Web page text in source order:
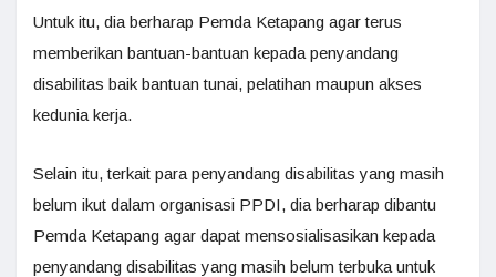
Untuk itu, dia berharap Pemda Ketapang agar terus
memberikan bantuan-bantuan kepada penyandang
disabilitas baik bantuan tunai, pelatihan maupun akses
kedunia kerja.
Selain itu, terkait para penyandang disabilitas yang masih
belum ikut dalam organisasi PPDI, dia berharap dibantu
Pemda Ketapang agar dapat mensosialisasikan kepada
penyandang disabilitas yang masih belum terbuka untuk